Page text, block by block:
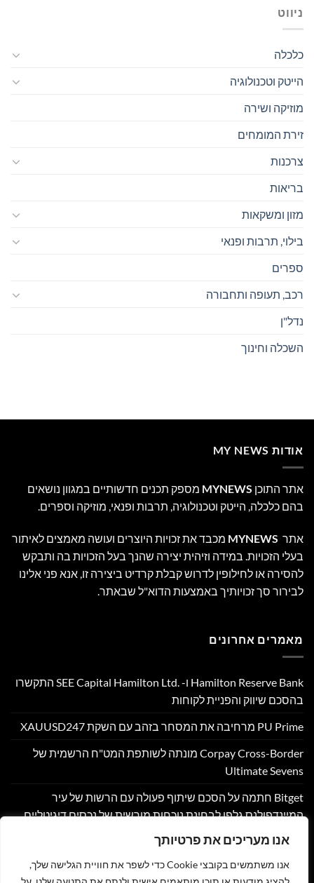
אנו מעריכים את פרטיותך
אנו משתמשים בקובצי Cookie כדי לשפר את חוויית הגלישה שלך,
ניווט
כלכלה
הייטק וטכנולוגיה
מוזיקה ושירה
זירת המומחים
צרכנות
בריאות
מזון ומשקאות
בילוי, תרבות ופנאי
ספרים
רכב, תעופה ותחבורה
נדל"ן
השכלה וחינוך
אודות MY NEWS
אתר התוכן MYNEWS מספק תכנים חדשותיים במגוון נושאים
בהם כלכלה, הייטק וטכנולוגיה, תרבות ופנאי, מוזיקה וספרים.
אתר MYNEWS מכבד את זכויות היוצרים ועושה מאמצים לאיתור
בעלי הזכויות. במידה וזיהית יצירה שהנך בעל הזכויות בה ותבקש
להסירה או לחילופין לדרוש קבלת קרדיט ביצירה זו, אנא פני אלינו
לבירור סך זכויותיך באמצעות הדוא"ל שבאתר.
מאמרים אחרונים
Hamilton Reserve Bank ו- SEE Capital Hamilton Ltd.‎ התקשרו
בהסכם שיווק והפניית לקוחות
PU Prime מרחיבה את המסחר בזהב עם השקת XAUUSD247
Corpay Cross-Border מונתה לשותפת המט"ח הרשמית של
Ultimate Sevens
Bitget חתמה על הסכם שיתוף פעולה עם הרשות של עיר
המיינדפולנס גלפו לבחינת נוכחות מורשית של נכסים דיגיטליים
Nyxoah מדווחת על תוצאות פיננסיות ותפעוליות ברבעון השני
ובמחצית הראשונה של 2026